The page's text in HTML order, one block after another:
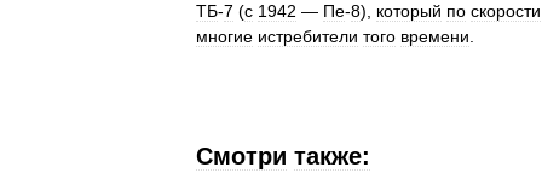
ТБ-7 (с 1942 — Пе-8), который по скорости
многие истребители того времени
Смотри также: